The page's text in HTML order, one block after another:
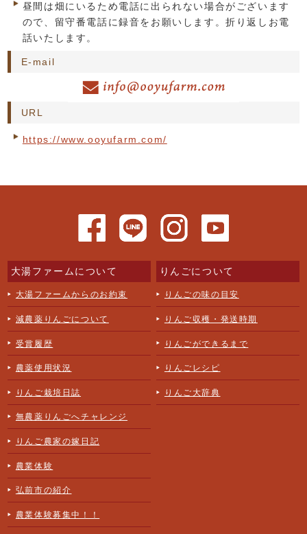
昼間は畑にいるため電話に出られない場合がございます
ので、留守番電話に録音をお願いします。折り返しお電
話いたします。
E-mail
URL
https://www.ooyufarm.com/
大湯ファームについて
大湯ファームからのお約束
減農薬りんごについて
受賞履歴
農薬使用状況
りんご栽培日誌
無農薬りんごへチャレンジ
りんご農家の嫁日記
農業体験
弘前市の紹介
農業体験募集中！！
りんごについて
りんごの味の目安
りんご収穫・発送時期
りんごができるまで
りんごレシピ
りんご大辞典